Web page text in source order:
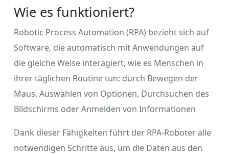
Wie es funktioniert?
Robotic Process Automation (RPA) bezieht sich auf
Software, die automatisch mit Anwendungen auf
die gleiche Weise interagiert, wie es Menschen in
ihrer täglichen Routine tun: durch Bewegen der
Maus, Auswählen von Optionen, Durchsuchen des
Bildschirms oder Anmelden von Informationen
Dank dieser Fähigkeiten führt der RPA-Roboter alle
notwendigen Schritte aus, um die Daten aus den